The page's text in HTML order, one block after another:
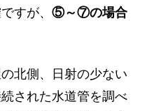
すが、 ⑤～⑦の場合
北側、日射の少ない
された水道管を調べ